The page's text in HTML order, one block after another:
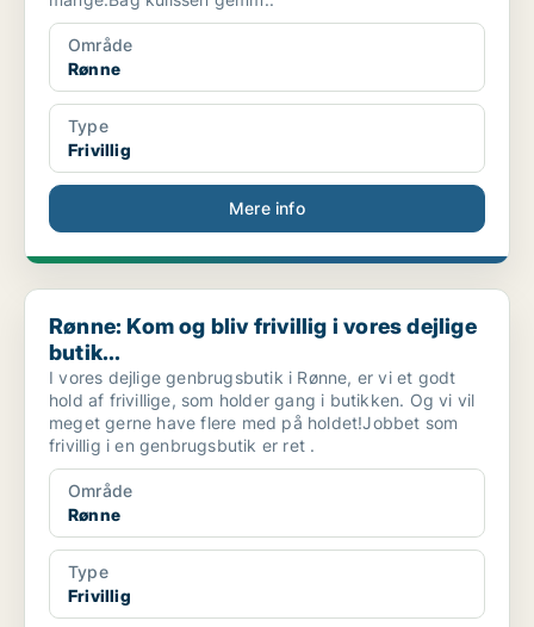
Område
Rønne
Type
Frivillig
Mere info
Rønne: Kom og bliv frivillig i vores dejlige butik...
Rønne: Kom og bliv frivillig i vores dejlige
butik...
I vores dejlige genbrugsbutik i Rønne, er vi et godt
hold af frivillige, som holder gang i butikken. Og vi vil
meget gerne have flere med på holdet!Jobbet som
frivillig i en genbrugsbutik er ret .
Område
Rønne
Type
Frivillig